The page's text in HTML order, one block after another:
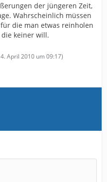
der jüngeren Zeit,
Wahrscheinlich müssen
die man etwas reinholen
keiner will.
April 2010 um 09:17)